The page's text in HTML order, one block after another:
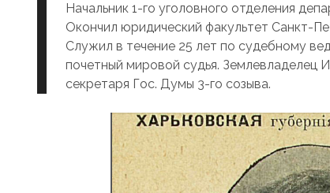
Начальник 1-го уголовного отделения
Окончил юридический факультет Санкт-
Служил в течение 25 лет по судебному
почетный мировой судья. Землевладелец
секретаря Гос. Думы 3-го созыва.